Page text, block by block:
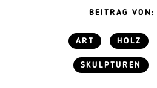
BEITRAG
ART HOLZ
SKULPTUREN